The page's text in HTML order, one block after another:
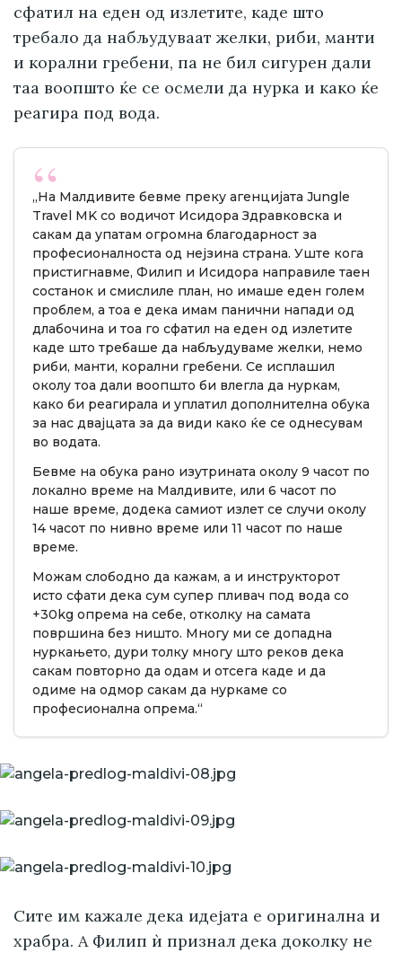
сфатил на еден од излетите, каде што
требало да набљудуваат желки, риби, манти
и корални гребени, па не бил сигурен дали
таа воопшто ќе се осмели да нурка и како ќе
реагира под вода.
„На Малдивите бевме преку агенцијата Jungle
Travel MK со водичот Исидора Здравковска и
сакам да упатам огромна благодарност за
професионалноста од нејзина страна. Уште кога
пристигнавме, Филип и Исидора направиле таен
состанок и смислиле план, но имаше еден голем
проблем, а тоа е дека имам панични напади од
длабочина и тоа го сфатил на еден од излетите
каде што требаше да набљудуваме желки, немо
риби, манти, корални гребени. Се исплашил
околу тоа дали воопшто би влегла да нуркам,
како би реагирала и уплатил дополнителна обука
за нас двајцата за да види како ќе се однесувам
во водата.
Бевме на обука рано изутрината околу 9 часот по
локално време на Малдивите, или 6 часот по
наше време, додека самиот излет се случи околу
14 часот по нивно време или 11 часот по наше
време.
Можам слободно да кажам, а и инструкторот
исто сфати дека сум супер пливач под вода со
+30kg опрема на себе, отколку на самата
површина без ништо. Многу ми се допадна
нуркањето, дури толку многу што реков дека
сакам повторно да одам и отсега каде и да
одиме на одмор сакам да нуркаме со
професионална опрема.“
Сите им кажале дека идејата е оригинална и
храбра. А Филип ѝ признал дека доколку не